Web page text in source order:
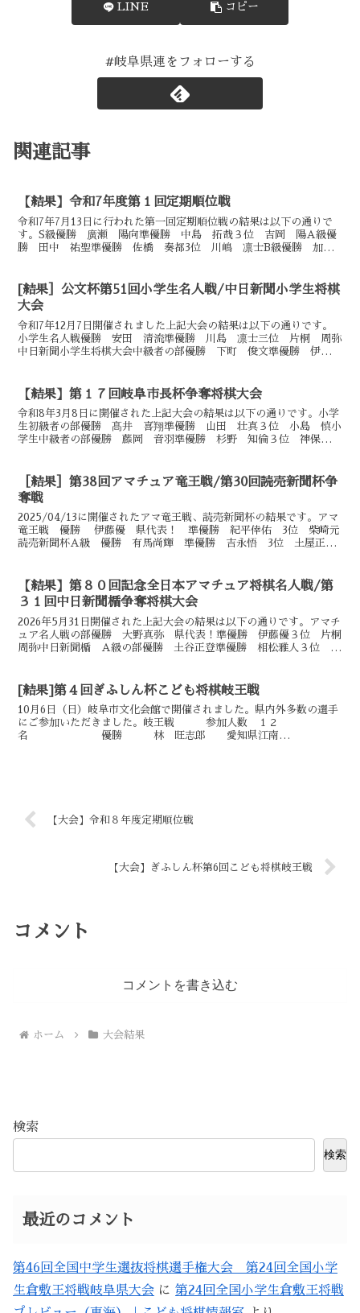
LINE コピー
#岐阜県連をフォローする
関連記事
【結果】令和7年度第１回定期順位戦
令和7年7月13日に行われた第一回定期順位戦の結果は以下の通りで
す。S級優勝 廣瀬 陽向準優勝 中島 拓哉３位 吉岡 陽A級優
勝 田中 祐聖準優勝 佐橋 奏都3位 川嶋 凛士B級優勝 加
[結果］公文杯第51回小学生名人戦/中日新聞小学生将棋
大会
令和7年12月7日開催されました上記大会の結果は以下の通りです。
小学生名人戦優勝 安田 清流準優勝 川島 凛士三位 片桐 周弥
中日新聞小学生将棋大会中級者の部優勝 下町 俊文準優勝 伊藤
【結果】第１７回岐阜市長杯争奪将棋大会
令和8年3月8日に開催された上記大会の結果は以下の通りです。小学
生初級者の部優勝 髙井 喜翔準優勝 山田 壮真３位 小島 慎小
学生中級者の部優勝 藤岡 音羽準優勝 杉野 知倫３位 神保 吉
［結果］第38回アマチュア竜王戦/第30回読売新聞杯争
奪戦
2025/04/13に開催されたアマ竜王戦、読売新聞杯の結果です。アマ
竜王戦 優勝 伊藤優 県代表！ 準優勝 紀平倖佑 3位 柴崎元
読売新聞杯A級 優勝 有馬尚輝 準優勝 吉永悟 3位 土屋正登
【結果】第８０回記念全日本アマチュア将棋名人戦/第
３１回中日新聞楯争奪将棋大会
2026年5月31日開催された上記大会の結果は以下の通りです。アマチ
ュア名人戦の部優勝 大野真弥 県代表！準優勝 伊藤優３位 片桐
周弥中日新聞楯 A級の部優勝 土谷正登準優勝 相松雅人３位 杉
[結果]第４回ぎふしん杯こども将棋岐王戦
10月6日（日）岐阜市文化会館で開催されました。県内外多数の選手
にご参加いただきました。岐王戦 参加人数 １２
名 優勝 林 旺志郎 愛知県江南
【大会】令和８年度定期順位戦
【大会】ぎふしん杯第6回こども将棋岐王戦
コメント
コメントを書き込む
ホーム 大会結果
検索
検索
最近のコメント
第46回全国中学生選抜将棋選手権大会 第24回全国小学
生倉敷王将戦岐阜県大会 に 第24回全国小学生倉敷王将戦